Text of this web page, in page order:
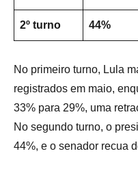
2º turno 44%
No primeiro turno, Lula
registrados em maio,
33% para 29%, uma
No segundo turno, o
44%, e o senador recua